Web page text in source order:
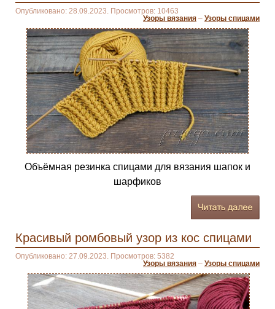
Опубликовано: 28.09.2023. Просмотров: 10463
Узоры вязания – Узоры спицами
Объёмная резинка спицами для вязания шапок и
шарфиков
Красивый ромбовый узор из кос спицами
Опубликовано: 27.09.2023. Просмотров: 5382
Узоры вязания – Узоры спицами